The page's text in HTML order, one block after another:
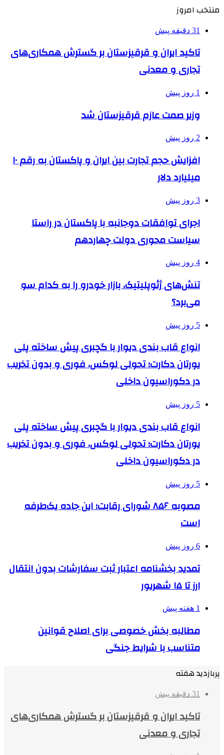
منتخب امروز
31 دقیقه پیش
تاکید ایران و قرقیزستان بر گسترش همکاری‌های
تجاری و معدنی
1 روز پیش
وزیر صمت عازم قرقیزستان شد
2 روز پیش
افزایش حجم تجارت بین ایران و پاکستان به رقم ۱۰
میلیارد دلار
3 روز پیش
اجرای توافقات دوجانبه با پاکستان در راستا
سیاست محوری دولت چهاردهم
4 روز پیش
تنش‌های ژئوپلیتیک، بازار خودرو را به کدام سو
می‌برد؟
5 روز پیش
انواع قاب بندی دیوار با گچبری پیش ساخته پلی
یورتان دکارت؛ تحولی لوکس، فوری و بدون تخریب
در دکوراسیون داخلی
5 روز پیش
انواع قاب بندی دیوار با گچبری پیش ساخته پلی
یورتان دکارت؛ تحولی لوکس، فوری و بدون تخریب
در دکوراسیون داخلی
5 روز پیش
مصوبه ۸۵۶ شورای رقابت؛ این جاده یک‌طرفه
است
6 روز پیش
تمدید بخشنامه اعتبار ثبت سفارشات بدون انتقال
ارز تا ۱۵ شهریور
1 هفته پیش
مطالبه بخش خصوصی برای اصلاح قوانین
متناسب با شرایط جنگی
پربازدید هفته
31 دقیقه پیش
تاکید ایران و قرقیزستان بر گسترش همکاری‌های
تجاری و معدنی